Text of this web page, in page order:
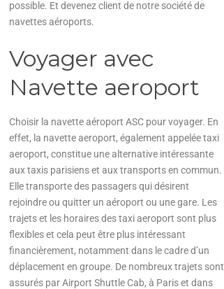
possible. Et devenez client de notre société de
navettes aéroports.
Voyager avec
Navette aeroport
Choisir la navette aéroport ASC pour voyager. En
effet, la navette aeroport, également appelée taxi
aeroport, constitue une alternative intéressante
aux taxis parisiens et aux transports en commun.
Elle transporte des passagers qui désirent
rejoindre ou quitter un aéroport ou une gare. Les
trajets et les horaires des taxi aeroport sont plus
flexibles et cela peut être plus intéressant
financièrement, notamment dans le cadre d’un
déplacement en groupe. De nombreux trajets sont
assurés par Airport Shuttle Cab, à Paris et dans